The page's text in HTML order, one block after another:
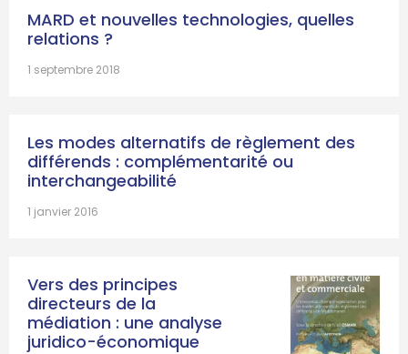
MARD et nouvelles technologies, quelles
relations ?
1 septembre 2018
Les modes alternatifs de règlement des
différends : complémentarité ou
interchangeabilité
1 janvier 2016
Vers des principes
directeurs de la
médiation : une analyse
juridico-économique